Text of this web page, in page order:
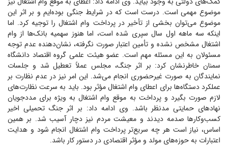
موضوع مهمی است. درست است که در شرایط جنگی بوده‌ایم و بر اثر این
موضوع می‌توان بخشی از تأخیر در پرداخت وام اشتغال را توجیه کرد. اما
اینکه سه ماهه اول سال سپری شده است، اما هنوز سهمیه بانک‌ها از وام
اشتغال مشخص نشده و تأمین اعتبار صورت نگرفته، نشان‌دهنده عدم توجه
مسئولان به این مسئله مهم است. عضو هیئت علمی گروه اقتصاد دانشگاه
سمنان خاطرنشان کرد: بر اثر جنگ، مجلس عملاً تعطیل شد و جلسات
نمایندگان به صورت غیرحضوری انجام می‌شد. این امر نیز در عدم نظارت بر
عملکرد دستگاه‌ها برای اعطای وام اشتغال مؤثر بود. باید به سرعت نظارت‌های
لازم صورت بگیرد و پرداخت به موقع وام اشتغال به ویژه برای مددجویان
نهاد‌های حمایتی مدنظر باشد. وی ادامه داد: بر اثر جنگ تحمیلی اخیر
کسب‌وکار‌ها صدمه دیدند و معیشت مردم نیز دچار آسیب شد. بر همین
اساس، نیاز است هر چه سریع‌تر پرداخت وام اشتغال انجام شود و هدایت
اعتبارات به حوزه‌های مولد و مؤثر اقتصادی در دستور کار باشد.